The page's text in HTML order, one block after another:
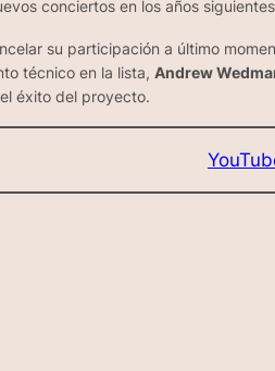
conciertos en los años
su participación a último
técnico en la lista, Andrew
éxito del proyecto.